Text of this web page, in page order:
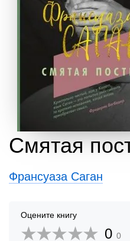
Смятая
Франсуаза Саган
Оцените книгу
0 0